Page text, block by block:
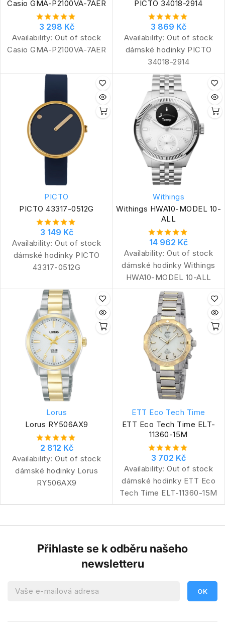
Casio GMA-P2100VA-7AER
3 298 Kč
Availability: Out of stock
Casio GMA-P2100VA-7AER
PICTO 34018-2914
3 869 Kč
Availability: Out of stock
dámské hodinky PICTO
34018-2914
PICTO
PICTO 43317-0512G
3 149 Kč
Availability: Out of stock
dámské hodinky PICTO
43317-0512G
Withings
Withings HWA10-MODEL 10-
ALL
14 962 Kč
Availability: Out of stock
dámské hodinky Withings
HWA10-MODEL 10-ALL
Lorus
Lorus RY506AX9
2 812 Kč
Availability: Out of stock
dámské hodinky Lorus
RY506AX9
ETT Eco Tech Time
ETT Eco Tech Time ELT-
11360-15M
3 702 Kč
Availability: Out of stock
dámské hodinky ETT Eco
Tech Time ELT-11360-15M
Přihlaste se k odběru našeho
newsletteru